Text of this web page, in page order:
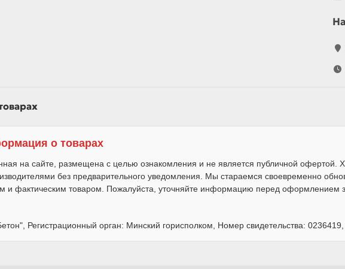
о товарах
на сайте, размещена с целью ознакомления и не является публичной офертой.
без предварительного уведомления. Мы стараемся своевременно
и фактическим товаром. Пожалуйста, уточняйте информацию перед оформлением
Регистрационный орган: Минский горисполком, Номер свидетельства: